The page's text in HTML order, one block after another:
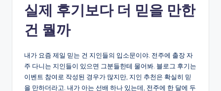
실제 후기보다 더 믿을 만한
건 뭘까
내가 요즘 제일 믿는 건 지인들의 입소문이야. 전주에 출장 자
주 다니는 지인들이 있으면 그분들한테 물어봐. 블로그 후기는
이벤트 참여로 작성된 경우가 많지만, 지인 추천은 확실히 믿
을 만하더라고. 내가 아는 선배 하나 있는데, 전주에 한 달에 두